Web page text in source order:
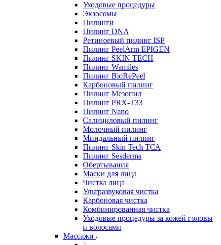
Уходовые процедуры
Экзосомы
Пилинги
Пилинг DNA
Ретиноевый пилинг ISP
Пилинг PeelArm EPIGEN
Пилинг SKIN TECH
Пилинг Wamiles
Пилинг BioRePeel
Карбоновый пилинг
Пилинг Мезопил
Пилинг PRX-T33
Пилинг Nano
Салициловый пилинг
Молочный пилинг
Миндальный пилинг
Пилинг Skin Tech ТСА
Пилинг Sesderma
Обертывания
Маски для лица
Чистка лица
Ультразвуковая чистка
Карбоновая чистка
Комбинированная чистка
Уходовые процедуры за кожей головы
и волосами
Массажи